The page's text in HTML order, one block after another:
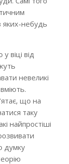
яких-небудь
віці від
невеликі
що на
таку
найпростіші
думку